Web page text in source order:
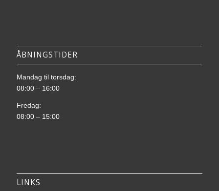
ÅBNINGSTIDER
Mandag til torsdag:
08:00 – 16:00
Fredag:
08:00 – 15:00
LINKS